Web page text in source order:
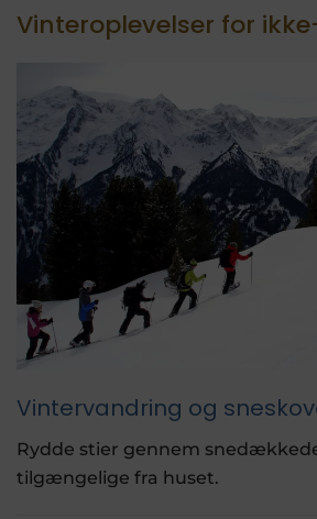
Vinteroplevelser for
Vintervandring og
Rydde stier gennem
tilgængelige fra huset.